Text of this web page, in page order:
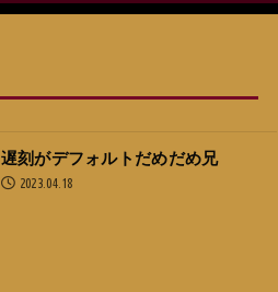
遅刻がデフォルトだめだめ兄
2023.04.18